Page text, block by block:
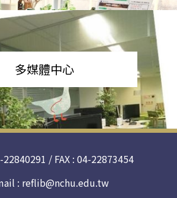
多媒體中心
22840291 / FAX : 04-22873454
: reflib@nchu.edu.tw